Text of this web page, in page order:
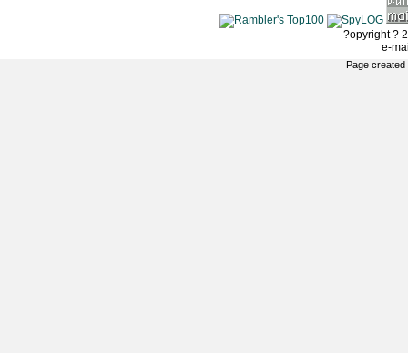
?opyright ?
e-
Page